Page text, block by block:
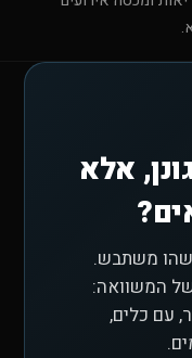
אלא
משתבש.
המשוואה:
עם כלים,